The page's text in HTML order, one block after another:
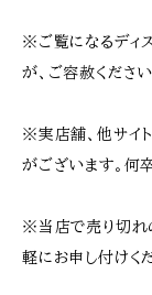
※ご覧になるディ
が、ご容赦くださ
※実店舗、他サイ
がございます。何
※当店で売り切れ
軽にお申し付けく